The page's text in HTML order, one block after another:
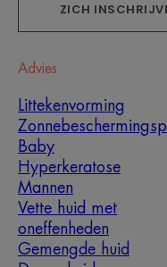
ZICH
Advies
Littekenvorming
Baby
Hyperkeratose
Mannen
Vette huid met
oneffenheden
Gemengde huid